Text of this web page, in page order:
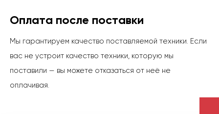
Оплата после поставки
Мы гарантируем качество поставляемой техники. Если
вас не устроит качество техники, которую мы
поставили — вы можете отказаться от неё не
оплачивая.